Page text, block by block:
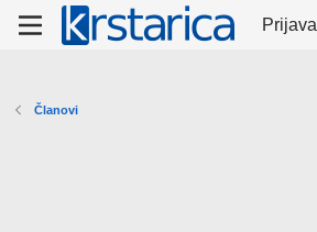
Prijava
Članovi